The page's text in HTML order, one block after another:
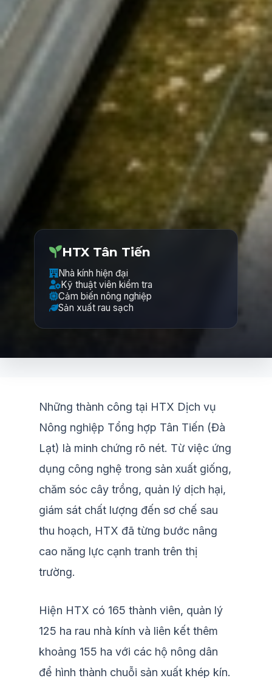
HTX Tân Tiến
Nhà kính hiện đại
Kỹ thuật viên kiểm tra
Cảm biến nông nghiệp
Sản xuất rau sạch
Những thành công tại HTX Dịch vụ
Nông nghiệp Tổng hợp Tân Tiến (Đà
Lạt) là minh chứng rõ nét. Từ việc ứng
dụng công nghệ trong sản xuất giống,
chăm sóc cây trồng, quản lý dịch hại,
giám sát chất lượng đến sơ chế sau
thu hoạch, HTX đã từng bước nâng
cao năng lực cạnh tranh trên thị
trường.
Hiện HTX có 165 thành viên, quản lý
125 ha rau nhà kính và liên kết thêm
khoảng 155 ha với các hộ nông dân
để hình thành chuỗi sản xuất khép kín.